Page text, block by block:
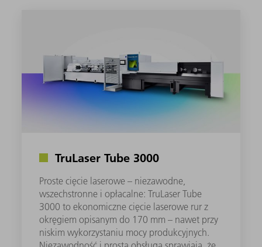
TruLaser Tube 3000
Proste cięcie laserowe – niezawodne,
wszechstronne i opłacalne: TruLaser Tube
3000 to ekonomiczne cięcie laserowe rur z
okręgiem opisanym do 170 mm – nawet przy
niskim wykorzystaniu mocy produkcyjnych.